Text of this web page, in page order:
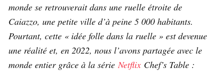
monde se retrouverait dans une ruelle étroite de
Caiazzo, une petite ville d’à peine 5 000 habitants.
Pourtant, cette « idée folle dans la ruelle » est devenue
une réalité et, en 2022, nous l’avons partagée avec le
monde entier grâce à la série Netflix Chef’s Table :